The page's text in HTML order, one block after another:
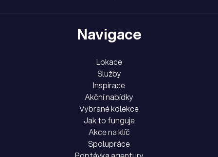
Navigace
Lokace
Služby
Inspirace
Akční nabídky
Vybrané kolekce
Jak to funguje
Akce na klíč
Spolupráce